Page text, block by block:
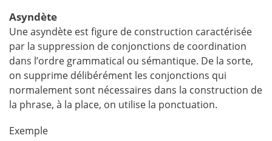
Asyndète
Une asyndète est figure de construction caractérisée
par la suppression de conjonctions de coordination
dans l’ordre grammatical ou sémantique. De la sorte,
on supprime délibérément les conjonctions qui
normalement sont nécessaires dans la construction de
la phrase, à la place, on utilise la ponctuation.
Exemple